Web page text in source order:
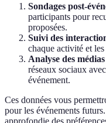
Sondages post-
participants pour
proposées.
Suivi des
chaque activité et
Analyse des
réseaux sociaux
événement.
Ces données vous
pour les événements
approfondie des